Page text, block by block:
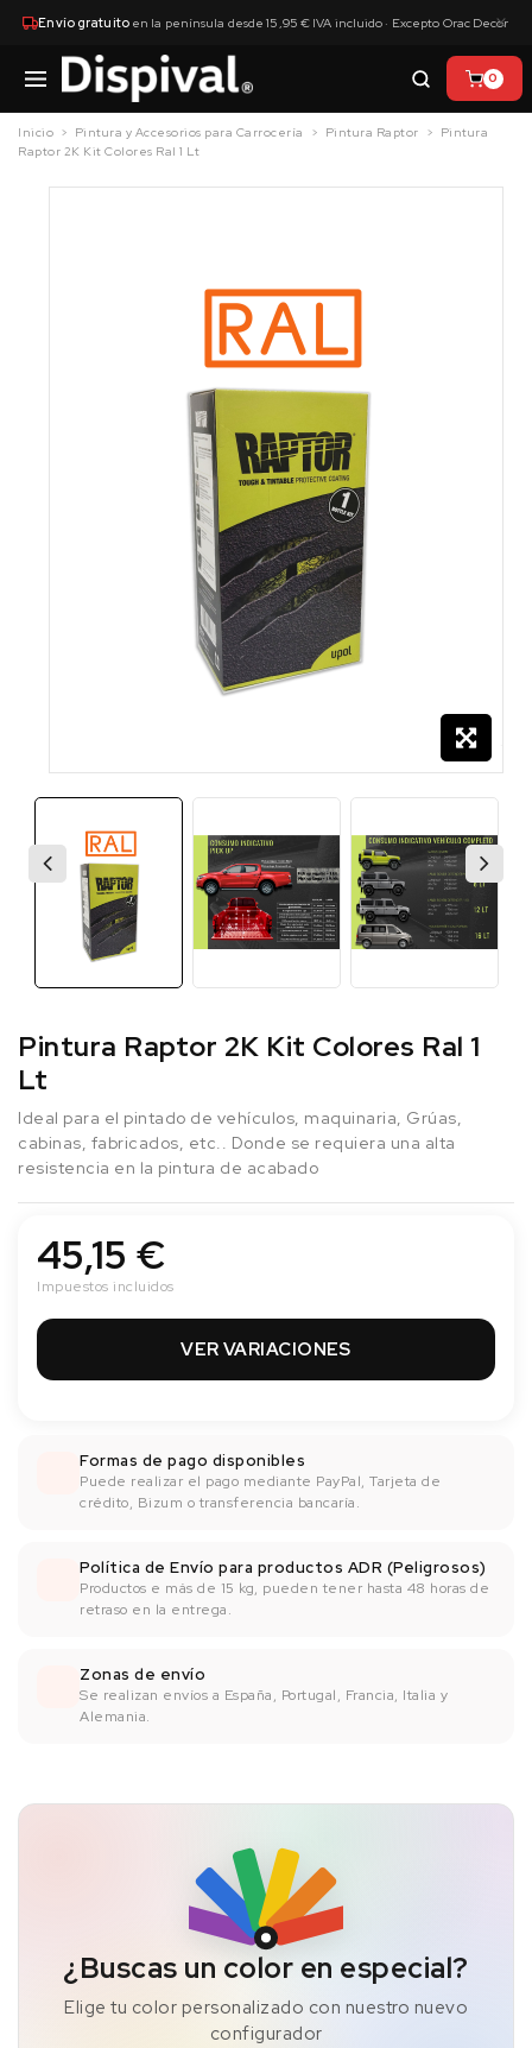
Envío gratuitoen la península desde 15,95 € IVA incluido · Excepto Orac Decor
×
0
Inicio Pintura y Accesorios para Carrocería Pintura Raptor
Pintura
Raptor 2K Kit Colores Ral 1 Lt
Pintura Raptor 2K Kit Colores Ral 1
Lt
Ideal para el pintado de vehículos, maquinaria, Grúas,
cabinas, fabricados, etc.. Donde se requiera una alta
resistencia en la pintura de acabado
45,15 €
Impuestos incluidos
VER VARIACIONES
Formas de pago disponibles
Puede realizar el pago mediante PayPal, Tarjeta de
crédito, Bizum o transferencia bancaría.
Política de Envío para productos ADR (Peligrosos)
Productos e más de 15 kg, pueden tener hasta 48 horas de
retraso en la entrega.
Zonas de envío
Se realizan envíos a España, Portugal, Francia, Italia y
Alemania.
¿Buscas un color en especial?
Elige tu color personalizado con nuestro nuevo
configurador